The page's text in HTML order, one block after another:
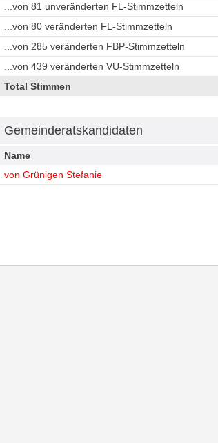
...von 81 unveränderten FL-Stimmzetteln
...von 80 veränderten FL-Stimmzetteln
...von 285 veränderten FBP-Stimmzetteln
...von 439 veränderten VU-Stimmzetteln
Total Stimmen
Gemeinderatskandidaten
Name
von Grünigen Stefanie